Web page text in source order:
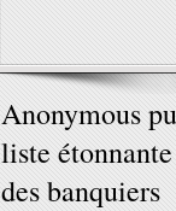
Anonymous
liste
des banquiers